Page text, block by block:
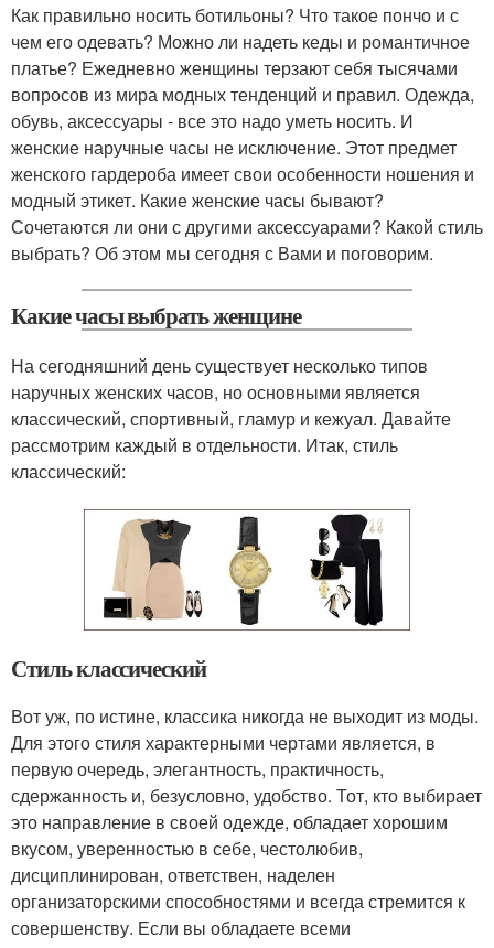
Как правильно носить ботильоны? Что такое пончо и с
чем его одевать? Можно ли надеть кеды и романтичное
платье? Ежедневно женщины терзают себя тысячами
вопросов из мира модных тенденций и правил. Одежда,
обувь, аксессуары - все это надо уметь носить. И
женские наручные часы не исключение. Этот предмет
женского гардероба имеет свои особенности ношения и
модный этикет. Какие женские часы бывают?
Сочетаются ли они с другими аксессуарами? Какой стиль
выбрать? Об этом мы сегодня с Вами и поговорим.
Какие часы выбрать женщине
На сегодняшний день существует несколько типов
наручных женских часов, но основными является
классический, спортивный, гламур и кежуал. Давайте
рассмотрим каждый в отдельности. Итак, стиль
классический:
Стиль классический
Вот уж, по истине, классика никогда не выходит из моды.
Для этого стиля характерными чертами является, в
первую очередь, элегантность, практичность,
сдержанность и, безусловно, удобство. Тот, кто выбирает
это направление в своей одежде, обладает хорошим
вкусом, уверенностью в себе, честолюбив,
дисциплинирован, ответствен, наделен
организаторскими способностями и всегда стремится к
совершенству. Если вы обладаете всеми